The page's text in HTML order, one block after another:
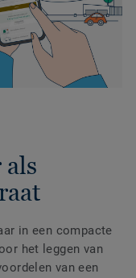
als
in een compacte
het leggen van
van een